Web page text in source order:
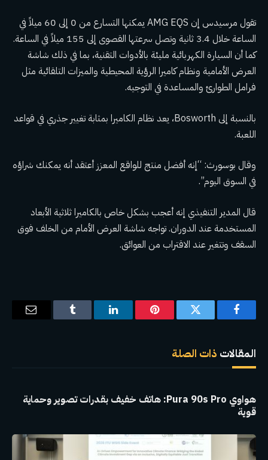
تقول مرسيدس إن AMG EQS يمكنها التسارع من 0 إلى 60 ميلاً في
الساعة خلال 3.4 ثانية وتصل سرعتها القصوى إلى 155 ميلاً في الساعة.
كما أن السيارة الكهربائية مليئة بالأدوات التقنية، بما في ذلك شاشة
العرض الأمامية ونظام كاميرا الرؤية المحيطية والميزات التلقائية مثل
فرامل الطوارئ والمساعدة في التوجيه.
بالنسبة إلى Bosworth، يعد نظام الكاميرا بمثابة تغيير جذري في قواعد
اللعبة.
وقال بوسورث: “إنه أفضل منتج للواقع المعزز أعتقد أنه يمكنك شراؤه
في السوق اليوم”.
قال المدير التنفيذي إنه أعجب بشكل خاص بالكاميرا ثلاثية الأبعاد
المستخدمة عند الدوران. تواجه شاشة العرض الأمام من الخلف فوق
السقف وتتغير عند الاقتراب من العوائق.
فيسبوك تويتر بينتيريستلينكدإن Tumblr
البريد
المقالات ذات الصلة
هواوي Pura 90s Pro: هاتف خفيف بقدرات تصوير وحماية
قوية